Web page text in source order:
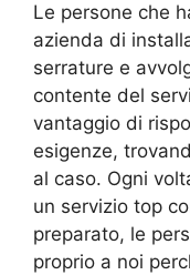
Le persone che
azienda di
serrature e
contente del
vantaggio di
esigenze,
al caso. Ogni
un servizio top
preparato, le
proprio a noi